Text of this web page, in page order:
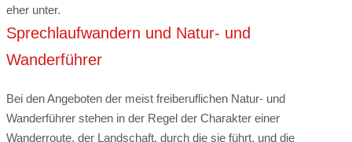
eher unter.
Sprechlaufwandern und Natur- und
Wanderführer
Bei den Angeboten der meist freiberuflichen Natur- und
Wanderführer stehen in der Regel der Charakter einer
Wanderroute, der Landschaft, durch die sie führt, und die